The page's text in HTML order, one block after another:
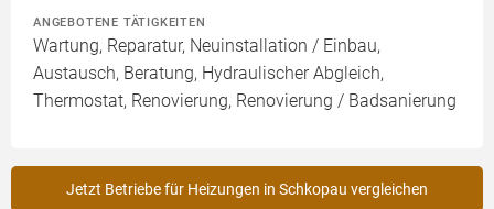
ANGEBOTENE TÄTIGKEITEN
Wartung, Reparatur, Neuinstallation / Einbau,
Austausch, Beratung, Hydraulischer Abgleich,
Thermostat, Renovierung, Renovierung / Badsanierung
Jetzt Betriebe für Heizungen in Schkopau vergleichen